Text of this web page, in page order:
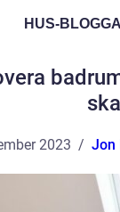
HUS-
2023 Jon